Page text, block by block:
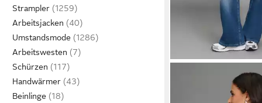
Strampler
Arbeitsjacken
Umstandsmode
Arbeitswesten
Schürzen
Handwärmer
Beinlinge